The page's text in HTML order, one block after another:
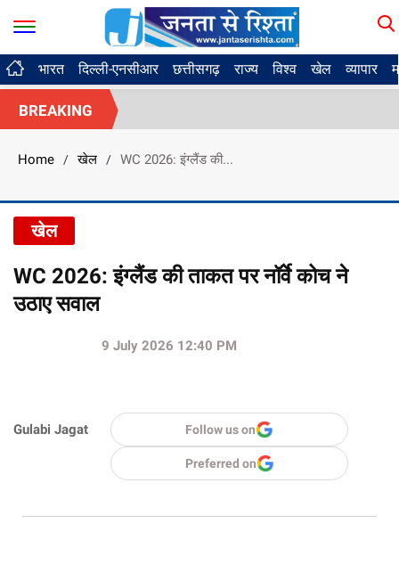
भारत दिल्ली-एनसीआर छत्तीसगढ़ राज्य विश्व खेल व्यापार
BREAKING
Home / खेल / WC 2026: इंग्लैंड की...
खेल
WC 2026: इंग्लैंड की ताकत पर नॉर्वे कोच ने
उठाए सवाल
Gulabi Jagat
9 July 2026 12:40 PM
Follow us on
Preferred on